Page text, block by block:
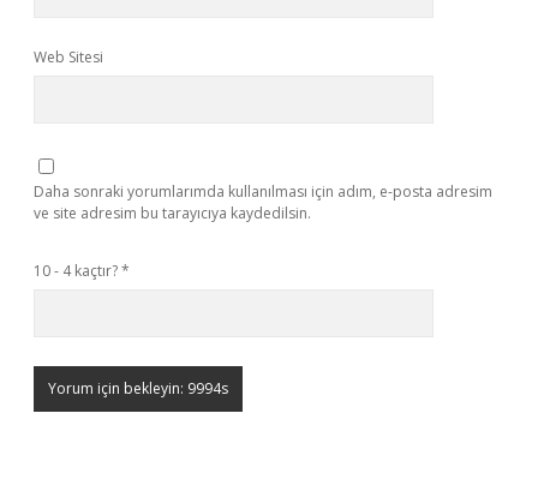
Web Sitesi
Daha sonraki yorumlarımda kullanılması için adım, e-posta adresim
ve site adresim bu tarayıcıya kaydedilsin.
10 - 4 kaçtır?*